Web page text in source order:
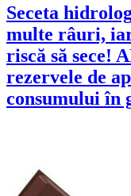
Seceta
multe râuri,
riscă să sece!
rezervele de
consumului în